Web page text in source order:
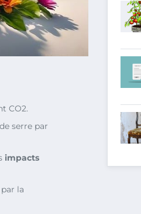
CO2.
serre par
impacts
la